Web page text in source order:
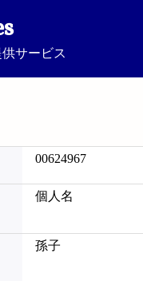
サービス
00624967
個人名
孫子